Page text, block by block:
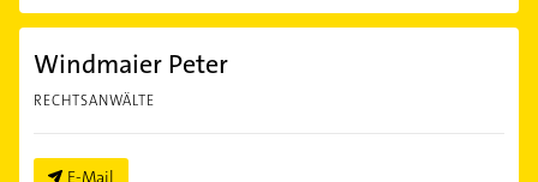
Windmaier Peter
RECHTSANWÄLTE
E-Mail